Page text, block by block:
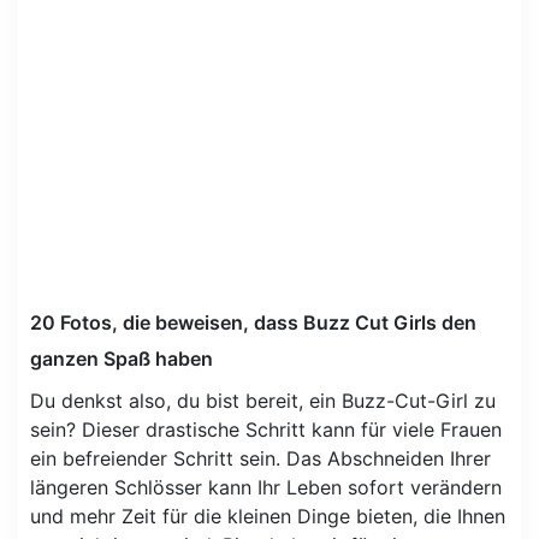
20 Fotos, die beweisen, dass Buzz Cut Girls den
ganzen Spaß haben
Du denkst also, du bist bereit, ein Buzz-Cut-Girl zu
sein? Dieser drastische Schritt kann für viele Frauen
ein befreiender Schritt sein. Das Abschneiden Ihrer
längeren Schlösser kann Ihr Leben sofort verändern
und mehr Zeit für die kleinen Dinge bieten, die Ihnen